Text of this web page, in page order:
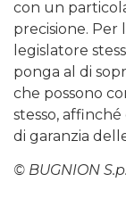
con un
precisione. Per
legislatore
ponga al di
che possono
stesso,
di garanzia
© BUGNION